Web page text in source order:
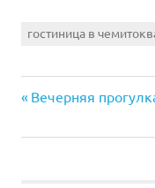
гостиница в
Навигация
по
Предыдущая
Вечерняя